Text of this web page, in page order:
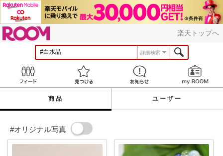
楽天トップへ
詳細検索
見つける お知らせ
商品 ユーザー
#オリジナル写真